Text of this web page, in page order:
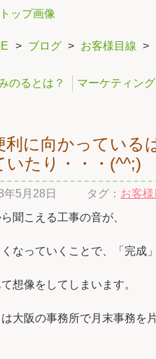
> ブログ > お客様目線 >
のるとは？ マーケティン
利に向かっている
いたり・・・(^^;)
年5月28日 タグ： お客様
聞こえる工事の音が、
なっていくことで、「完成
想像をしてしまいます。
大阪の事務所で月末事務を